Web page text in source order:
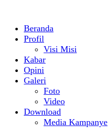
Beranda
Profil
Visi Misi
Kabar
Opini
Galeri
Foto
Video
Download
Media Kampanye